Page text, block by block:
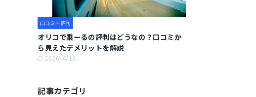
口コミ・評判
オリコで乗ーるの評判はどうなの？口コミか
ら見えたデメリットを解説
2026/4/13
記事カテゴリ